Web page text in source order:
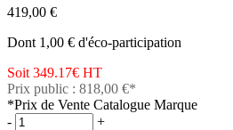
419,00 €
Dont 1,00 € d'éco-participation
Soit 349.17€ HT
Prix public : 818,00 €*
*Prix de Vente Catalogue Marque
-
+